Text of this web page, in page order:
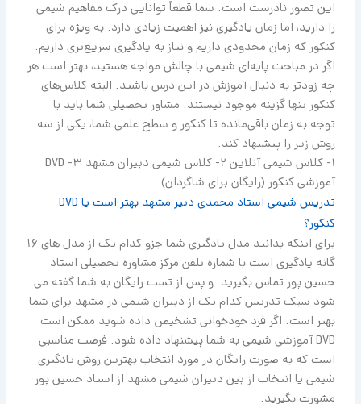
این تصور نادرست است. شما قطعاً توانایی درک مفاهیم شیمی
را دارید، اما زمان یادگیری نیز اهمیت زیادی دارد. به ویژه برای
کنکور که زمان محدودی داریم و نیاز به یادگیری سریع‌تری داریم.
اگر در مباحث پایه‌ای شیمی با چالش مواجه هستید، بهتر است هر
چه زودتر به دنبال آموزش در این درس باشید. البته کلاس‌های
کنکور تنها گزینه موجود نیستند. مشاور تحصیلی شما باید با
توجه به زمان باقی‌مانده تا کنکور و سطح علمی شما، یکی از سه
روش زیر را پیشنهاد کند.
1- کلاس شیمی آنلاین 2- کلاس شیمی دبیران مشهد 3- DVD
آموزشی کنکور (رایگان برای شاگردان)
تدریس شیمی استاد محمدی دبیر مشهد بهتر است یا DVD
کنکور؟
برای اینکه بدانید مدل یادگیری شما جزو کدام یک از مدل های 16
گانه یادگیری است با شماره تلفن مرکز مشاوره تحصیلی استاد
حسین پور تماس بگیرید. و پس از تست رایگان به شما گفته می
شود سبک تدریس کدام یک از دبیران شیمی در مشهد برای شما
بهتر است. اگر فرد خودخوانی تشخیص داده شوید ممکن است
DVD آموزشی شیمی به شما پیشنهاد داده شود. فرصت مناسبی
است که به صورت رایگان در مورد انتخاب بهترین روش یادگیری
شیمی یا انتخاب از بین دبیران شیمی مشهد از استاد حسین پور
مشورت بگیرید.